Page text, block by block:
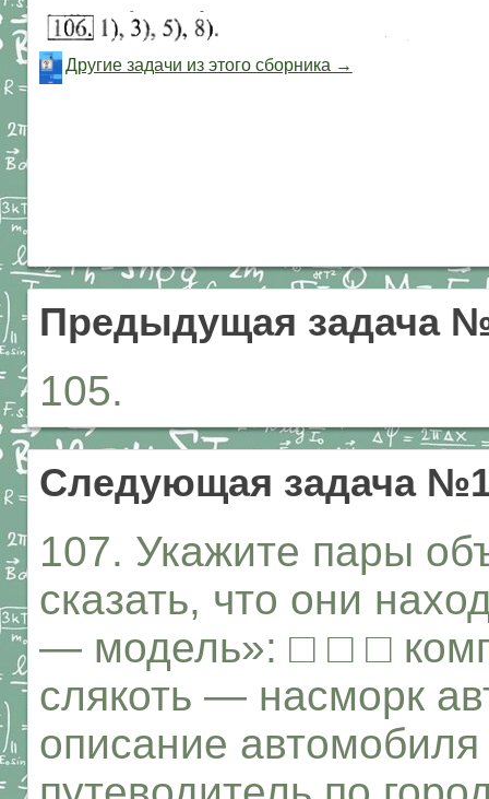
Другие задачи из этого сборника →
Предыдущая задача
105.
Следующая задача
107. Укажите пары
сказать, что они
— модель»: □ □ □
слякоть — насморк
описание